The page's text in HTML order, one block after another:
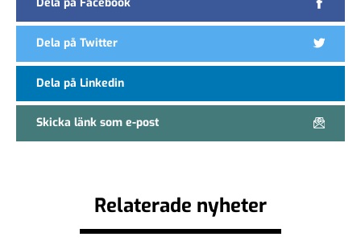
Dela på Twitter
Dela på Linkedin
Skicka länk som e-post
Relaterade nyheter